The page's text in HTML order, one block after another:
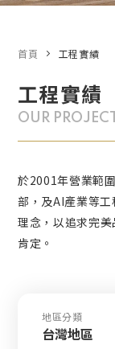
工程實績
OUR PROJECT
於2001年營業範
部，及AI產業等
理念，以追求完
肯定。
首頁 工程實績
地區分類
台灣地區